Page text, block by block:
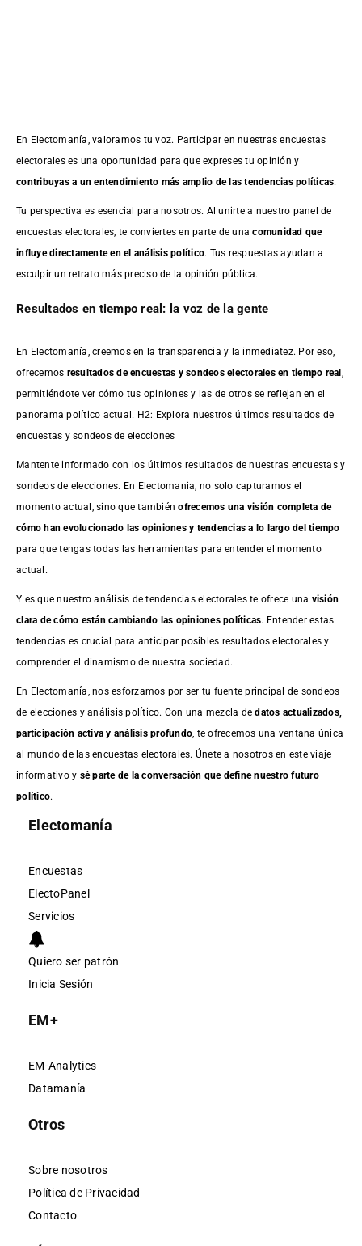
En Electomanía, valoramos tu voz. Participar en nuestras encuestas
electorales es una oportunidad para que expreses tu opinión y
contribuyas a un entendimiento más amplio de las tendencias políticas.
Tu perspectiva es esencial para nosotros. Al unirte a nuestro panel de
encuestas electorales, te conviertes en parte de unacomunidad que
influye directamente en el análisis político. Tus respuestas ayudan a
esculpir un retrato más preciso de la opinión pública.
Resultados en tiempo real: la voz de la gente
En Electomanía, creemos en la transparencia y la inmediatez. Por eso,
ofrecemos resultados deencuestas y sondeos electorales en tiempo real
permitiéndote ver cómo tus opiniones y las de otros se reflejan en el
panorama político actual. H2: Explora nuestros últimos resultados de
encuestas y sondeos de elecciones
Mantente informado con los últimos resultados de nuestras encuestasy
sondeos de elecciones. En Electomania, no solo capturamos el
momento actual, sino que tambiénofrecemos una visión completa de
cómo han evolucionado las opiniones y tendencias a lo largo del tiempo
para que tengas todas las herramientas para entender el momento
actual.
Y es que nuestro análisis de tendencias electorales te ofrece una visión
clara de cómo están cambiando las opiniones políticas. Entender estas
tendencias es crucial para anticipar posibles resultados electorales y
comprender el dinamismo de nuestra sociedad.
En Electomanía, nos esforzamos por ser tu fuente principal de sondeos
de elecciones y análisis político. Con una mezcla dedatos actualizados,
participación activa y análisis profundo , te ofrecemos una ventana única
al mundo de las encuestas electorales. Únete a nosotros en este viaje
informativo y sé parte de la conversación que define nuestro futuro
político.
Electomanía
Encuestas
ElectoPanel
Servicios
Quiero ser patrón
Inicia Sesión
EM+
EM-Analytics
Datamanía
Otros
Sobre nosotros
Política de Privacidad
Contacto